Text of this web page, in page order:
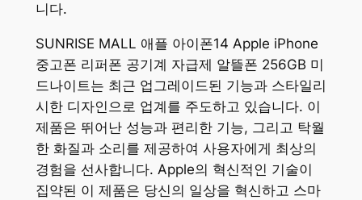
니다.
SUNRISE MALL 애플 아이폰14 Apple iPhone
중고폰 리퍼폰 공기계 자급제 알뜰폰 256GB 미
드나이트는 최근 업그레이드된 기능과 스타일리
시한 디자인으로 업계를 주도하고 있습니다. 이
제품은 뛰어난 성능과 편리한 기능, 그리고 탁월
한 화질과 소리를 제공하여 사용자에게 최상의
경험을 선사합니다. Apple의 혁신적인 기술이
집약된 이 제품은 당신의 일상을 혁신하고 스마